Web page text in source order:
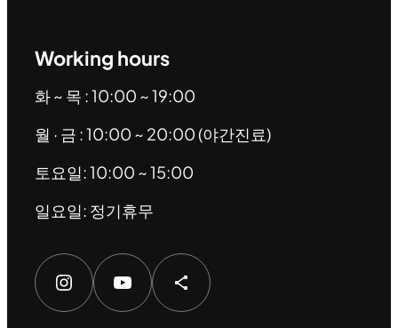
Working hours
화 ~ 목 : 10:00 ~ 19:00
월 · 금 : 10:00 ~ 20:00 (야간진료)
토요일: 10:00 ~ 15:00
일요일: 정기휴무
Instagram YouTube Share Icon